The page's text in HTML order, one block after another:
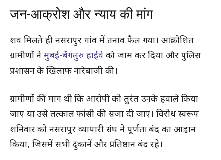
जन-आक्रोश और न्याय की मांग
शव मिलते ही नसरापुर गांव में तनाव फैल गया। आक्रोशित
ग्रामीणों ने मुंबई-बेंगलुरु हाईवे को जाम कर दिया और पुलिस
प्रशासन के खिलाफ नारेबाजी की।
ग्रामीणों की मांग थी कि आरोपी को तुरंत उनके हवाले किया
जाए या उसे तत्काल फांसी की सजा दी जाए। विरोध स्वरूप
शनिवार को नसरापुर व्यापारी संघ ने पूर्णतः बंद का आह्वान
किया, जिसमें सभी दुकानें और प्रतिष्ठान बंद रहे।